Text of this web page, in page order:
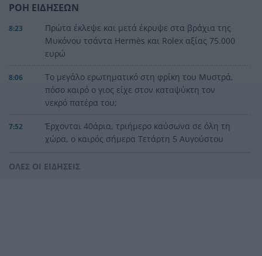
ΡΟΗ ΕΙΔΗΣΕΩΝ
8:23
Πρώτα έκλεψε και μετά έκρυψε στα βράχια της
Μυκόνου τσάντα Hermès και Rolex αξίας 75.000
ευρώ
8:06
Το μεγάλο ερωτηματικό στη φρίκη του Μυστρά,
πόσο καιρό ο γιος είχε στον καταψύκτη τον
νεκρό πατέρα του;
7:52
Έρχονται 40άρια, τριήμερο καύσωνα σε όλη τη
χώρα, ο καιρός σήμερα Τετάρτη 5 Αυγούστου
ΟΛΕΣ ΟΙ ΕΙΔΗΣΕΙΣ